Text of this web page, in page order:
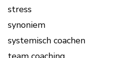
stress
synoniem
systemisch coachen